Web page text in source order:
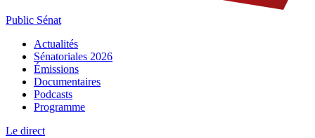
Public Sénat
Actualités
Sénatoriales 2026
Émissions
Documentaires
Podcasts
Programme
Le direct